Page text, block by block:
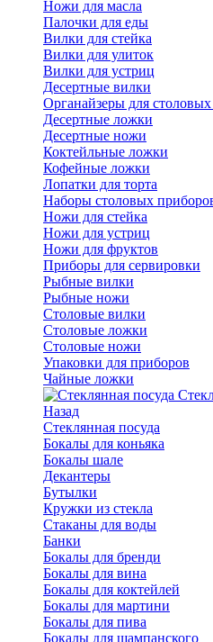
Ножи для масла
Палочки для еды
Вилки для стейка
Вилки для улиток
Вилки для устриц
Десертные вилки
Органайзеры для
Десертные ложки
Десертные ножи
Коктейльные ложки
Кофейные ложки
Лопатки для торта
Наборы столовых
Ножи для стейка
Ножи для устриц
Ножи для фруктов
Приборы для сервировки
Рыбные вилки
Рыбные ножи
Столовые вилки
Столовые ложки
Столовые ножи
Упаковки для приборов
Чайные ложки
Назад
Стеклянная посуда
Бокалы для коньяка
Бокалы шале
Декантеры
Бутылки
Кружки из стекла
Стаканы для воды
Банки
Бокалы для бренди
Бокалы для вина
Бокалы для коктейлей
Бокалы для мартини
Бокалы для пива
Бокалы для шампанского